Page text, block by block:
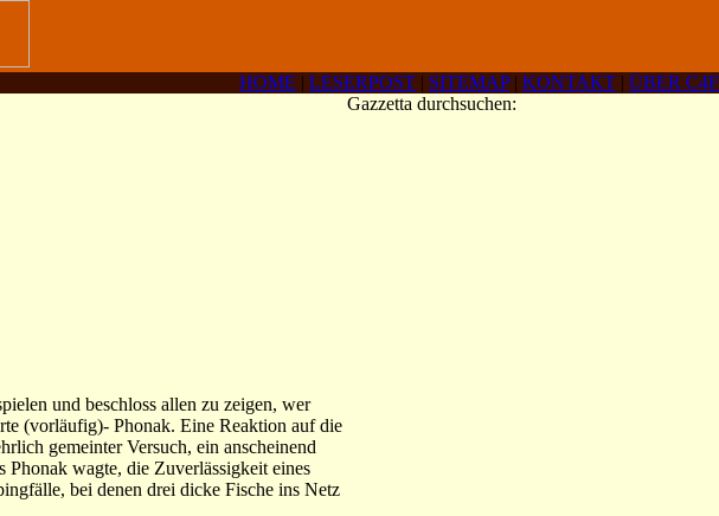
HOME | LESERPOST | SITEMAP| KONTAKT | ÜBER C4F
und beschloss allen zu zeigen, wer
(vorläufig)- Phonak. Eine Reaktion auf die
gemeinter Versuch, ein anscheinend
Phonak wagte, die Zuverlässigkeit eines
bei denen drei dicke Fische ins Netz
Gazzetta durchsuchen: